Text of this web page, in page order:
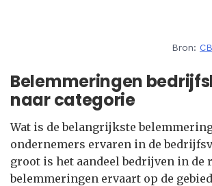
Bron:
Belemmeringen
naar categorie
Wat is de belangrijkste
ondernemers ervaren in de
groot is het aandeel bedrijven in de
belemmeringen ervaart op de